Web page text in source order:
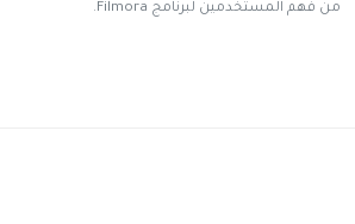
من فهم المستخدمين لبرنامج Filmora.